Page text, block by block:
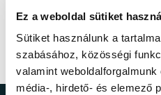
Ez a weboldal sütiket
Sütiket használunk a
szabásához, közösségi
valamint
média-, hirdető- és elemező